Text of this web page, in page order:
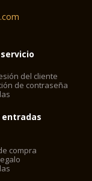
del cliente
de contraseña
entradas
compra